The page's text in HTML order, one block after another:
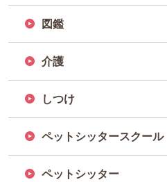
図鑑
介護
しつけ
ペットシッタースクール
ペットシッター